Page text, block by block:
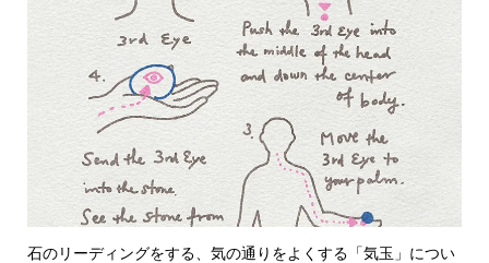
石のリーディングをする、気の通りをよくする「気玉」につい